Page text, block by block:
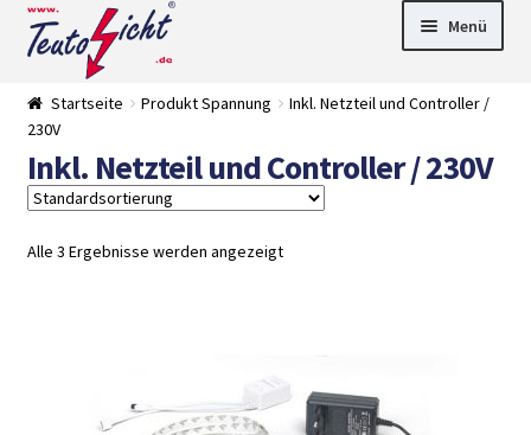
Zur
Navigation
springen
Springe
zum
Menü
► LED Panel
►
t
Downlights
►
Deckenleuch
►
Startseite Produkt Spannung
Inkl. Netzteil und Controller /
230V
Inkl. Netzteil und Controller / 230V
Alle 3 Ergebnisse werden angezeigt